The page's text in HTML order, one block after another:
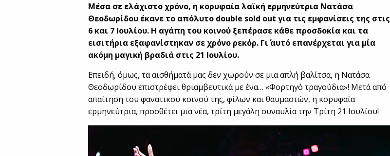
Μέσα σε ελάχιστο χρόνο, η κορυφαία λαϊκή ερμηνεύτρια Νατάσα
Θεοδωρίδου έκανε το απόλυτο double sold out για τις εμφανίσεις της στις
6 και 7 Ιουλίου. Η αγάπη του κοινού ξεπέρασε κάθε προσδοκία και τα
εισιτήρια εξαφανίστηκαν σε χρόνο ρεκόρ. Γι΄ αυτό επανέρχεται για μία
ακόμη μαγική βραδιά στις 21 Ιουλίου.
Επειδή, όμως, τα αισθήματά μας δεν χωρούν σε μια απλή βαλίτσα, η Νατάσα
Θεοδωρίδου επιστρέφει θριαμβευτικά με ένα… «Φορτηγό τραγούδια»! Μετά από
απαίτηση του φανατικού κοινού της, φίλων και θαυμαστών, η κορυφαία
ερμηνεύτρια, προσθέτει μια νέα, τρίτη μεγάλη συναυλία την Τρίτη 21 Ιουλίου!